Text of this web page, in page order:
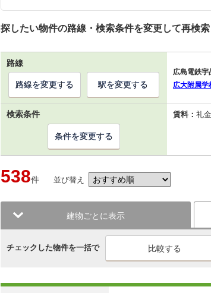
探したい物件の路線・検索条件を変更して再検索
路線
広島電鉄宇
広大附属学
路線を変更する 駅を変更する
検索条件 賃料： 礼
条件を変更する
538件 並び替え
建物ごとに表示
チェックした物件を一括で